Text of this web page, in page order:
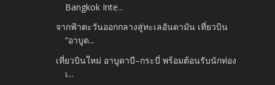
Bangkok Inte...
จากฟ้าตะวันออกกลางสู่ทะเลอันดามัน เที่ยวบิน
“อาบูด...
เที่ยวบินใหม่ อาบูดาบี–กระบี่ พร้อมต้อนรับนักท่อง
เ...